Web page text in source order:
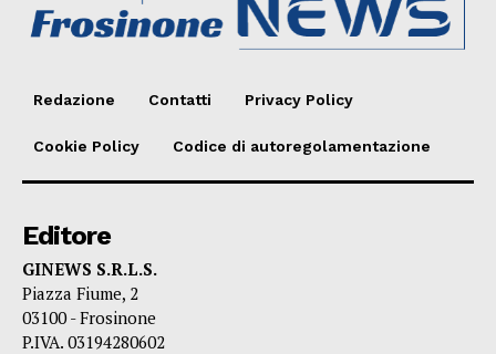
Redazione Contatti Privacy Policy
Cookie Policy Codice di autoregolamentazione
Editore
GINEWS S.R.L.S.
Piazza Fiume, 2
03100 - Frosinone
P.IVA. 03194280602